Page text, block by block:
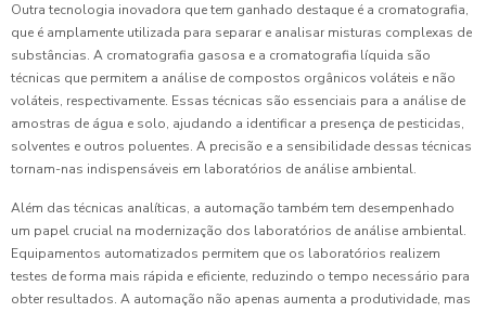
Outra tecnologia inovadora que tem ganhado destaque é a cromatografia,
que é amplamente utilizada para separar e analisar misturas complexas de
substâncias. A cromatografia gasosa e a cromatografia líquida são
técnicas que permitem a análise de compostos orgânicos voláteis e não
voláteis, respectivamente. Essas técnicas são essenciais para a análise de
amostras de água e solo, ajudando a identificar a presença de pesticidas,
solventes e outros poluentes. A precisão e a sensibilidade dessas técnicas
tornam-nas indispensáveis em laboratórios de análise ambiental.
Além das técnicas analíticas, a automação também tem desempenhado
um papel crucial na modernização dos laboratórios de análise ambiental.
Equipamentos automatizados permitem que os laboratórios realizem
testes de forma mais rápida e eficiente, reduzindo o tempo necessário para
obter resultados. A automação não apenas aumenta a produtividade, mas